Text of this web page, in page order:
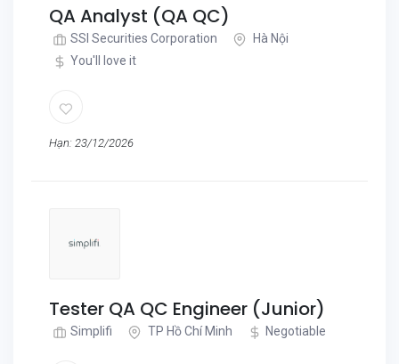
QA Analyst (QA QC)
SSI Securities Corporation
Hà Nội
You'll love it
Hạn: 23/12/2026
Tester QA QC Engineer (Junior)
Simplifi TP Hồ Chí Minh Negotiable